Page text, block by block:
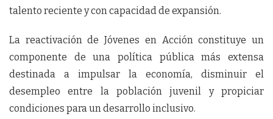
talento reciente y con capacidad de expansión.
La reactivación de Jóvenes en Acción constituye un
componente de una política pública más extensa
destinada a impulsar la economía, disminuir el
desempleo entre la población juvenil y propiciar
condiciones para un desarrollo inclusivo.